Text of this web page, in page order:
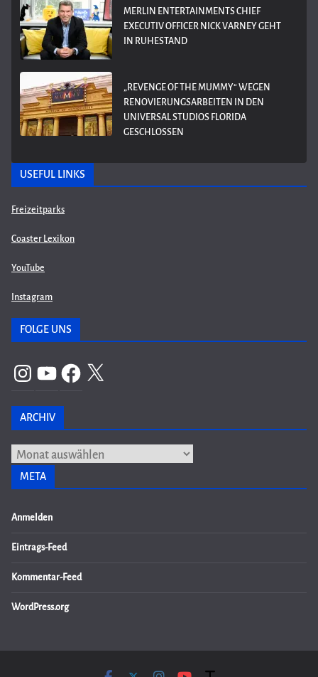
MERLIN ENTERTAINMENTS CHIEF
EXECUTIV OFFICER NICK VARNEY GEHT
IN RUHESTAND
„REVENGE OF THE MUMMY“ WEGEN
RENOVIERUNGSARBEITEN IN DEN
UNIVERSAL STUDIOS FLORIDA
GESCHLOSSEN
USEFUL LINKS
Freizeitparks
Coaster Lexikon
YouTube
Instagram
FOLGE UNS
InstagramYouTubeFacebook
X
ARCHIV
Archiv
META
Anmelden
Eintrags-Feed
Kommentar-Feed
WordPress.org